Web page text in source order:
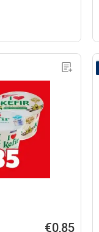
€0,85